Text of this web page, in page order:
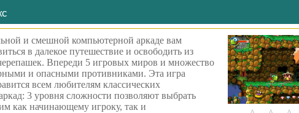
и смешной компьютерной аркаде вам
в далекое путешествие и освободить из
Впереди 5 игровых миров и множество
и опасными противниками. Эта игра
всем любителям классических
3 уровня сложности позволяют выбрать
как начинающему игроку, так и